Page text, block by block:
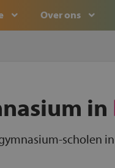
Over ons
in
scholen